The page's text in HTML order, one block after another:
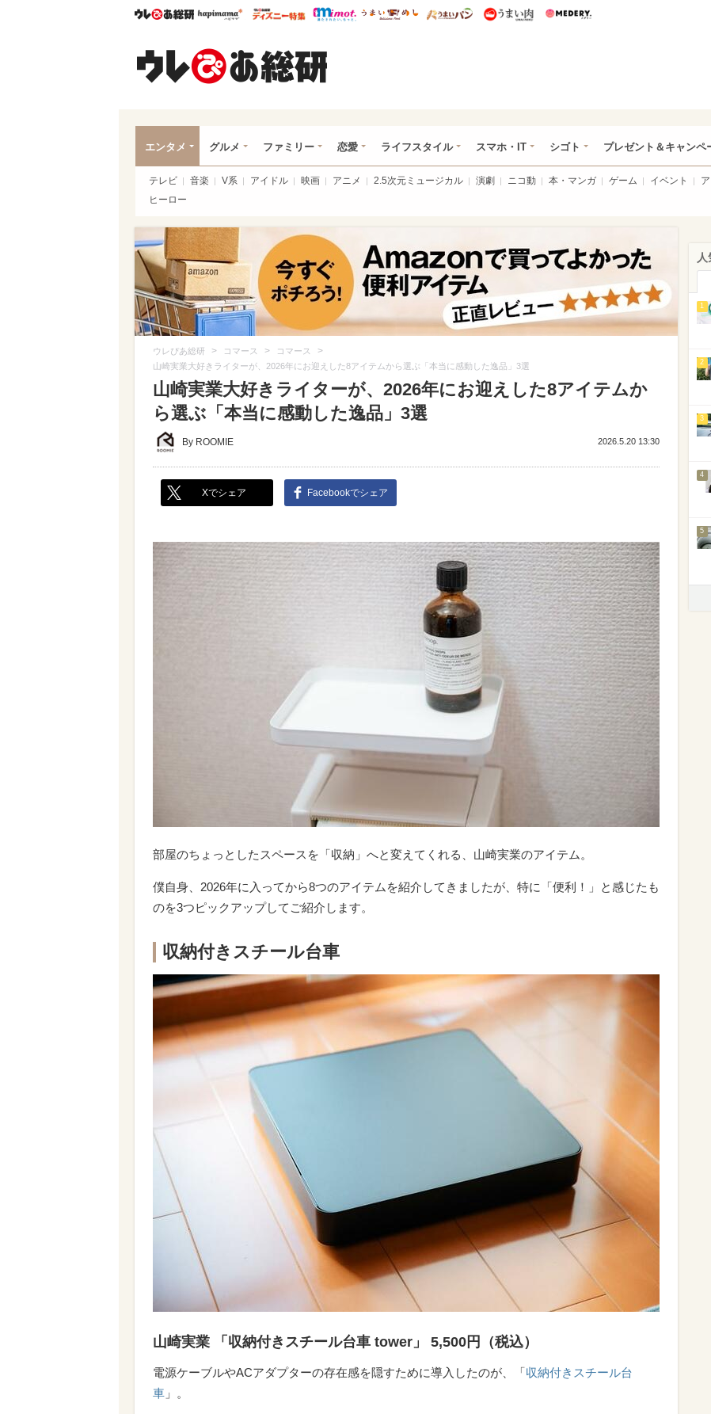
ウレぴあ総研ハピママ* ウレぴあ総研 ディズニー特集
mimot. うまいめし うまいパン うまい肉
エンタメ グルメ ファミリー 恋愛 ライフスタイル スマホ・IT シゴト プレゼント＆キャンペ
テレビ 音楽 V系 アイドル 映画 アニメ 2.5次元ミュージカル 演劇 ニコ動 本・マンガ ゲーム イベント
ヒーロー
ウレぴあ総研 > コマース > コマース >
山崎実業大好きライターが、2026年にお迎えした8アイテムから選ぶ「本当に感動した逸品」3選
山崎実業大好きライターが、2026年にお迎えした8アイテムか
ら選ぶ「本当に感動した逸品」3選
By ROOMIE 2026.5.20 13:30
Xでシェア Facebookでシェア
部屋のちょっとしたスペースを「収納」へと変えてくれる、山崎実業のアイテム。
僕自身、2026年に入ってから8つのアイテムを紹介してきましたが、特に「便利！」と感じたも
のを3つピックアップしてご紹介します。
収納付きスチール台車
山崎実業 「収納付きスチール台車 tower」 5,500円（税込）
電源ケーブルやACアダプターの存在感を隠すために導入したのが、「収納付きスチール台
車 」。
1
2
3
4
5